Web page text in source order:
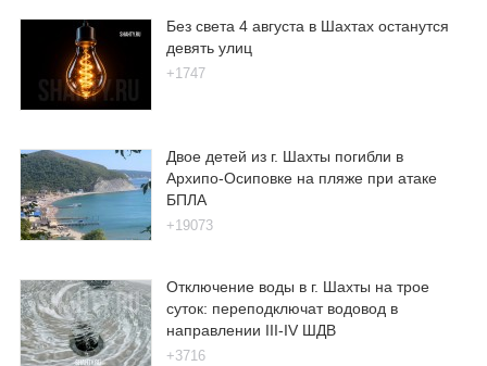
Без света 4 августа в Шахтах останутся
девять улиц
+1747
Двое детей из г. Шахты погибли в
Архипо-Осиповке на пляже при атаке
БПЛА
+19073
Отключение воды в г. Шахты на трое
суток: переподключат водовод в
направлении III-IV ШДВ
+3716